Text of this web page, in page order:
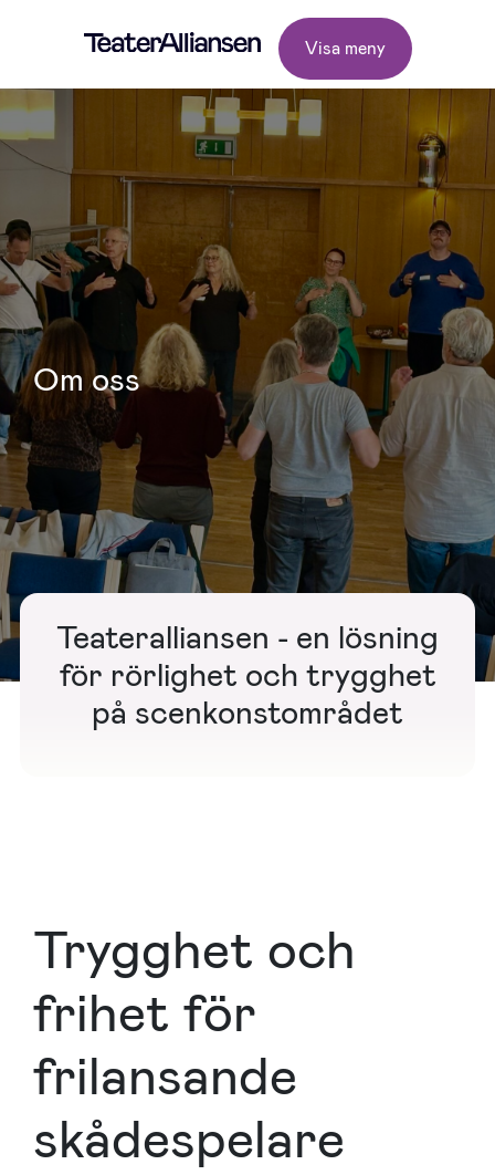
Visa meny
Om oss
Teateralliansen - en lösning
för rörlighet och trygghet
på scenkonstområdet
Trygghet och
frihet för
frilansande
skådespelare